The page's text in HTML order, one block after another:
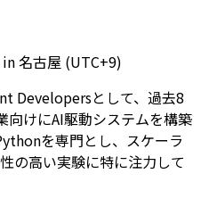
in 名古屋 (UTC+9)
Developersとして、過去8
向けにAI駆動システムを構築
を専門とし、スケーラ
の高い実験に特に注力して